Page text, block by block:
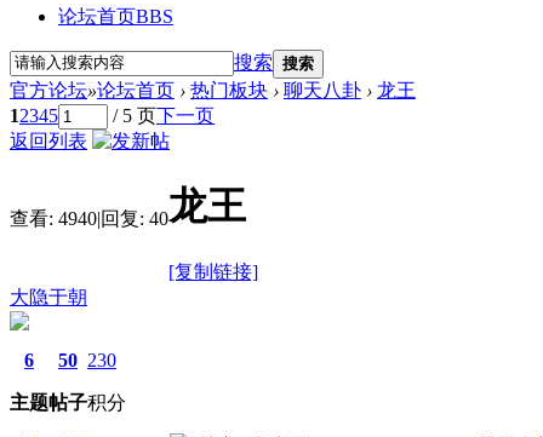
论坛首页BBS
搜索 搜索
官方论坛»论坛首页 › 热门板块 › 聊天八卦 › 龙王
12345 / 5 页下一页
返回列表
查看: 4940|回复: 40龙王
[复制链接]
大隐于朝
6
主题
50
帖子
230
积分